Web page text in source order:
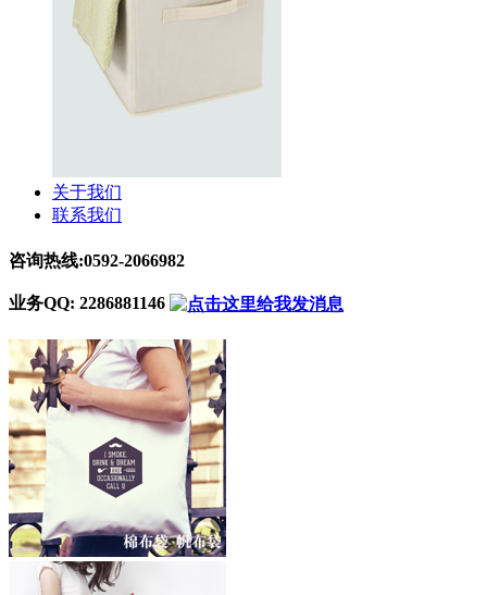
关于我们
联系我们
咨询热线:0592-2066982
业务QQ: 2286881146